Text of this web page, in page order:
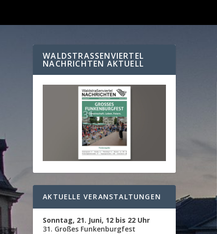
WALDSTRASSENVIERTEL N
ACHRICHTEN AKTUELL
AKTUELLE VERANSTALTUNGEN
Sonntag, 21. Juni, 12 bis 22 Uhr
31. Großes Funkenburgfest